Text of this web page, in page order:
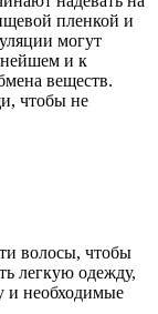
пленкой и
могут
и к
веществ.
чтобы не
волосы, чтобы
легкую одежду,
и необходимые